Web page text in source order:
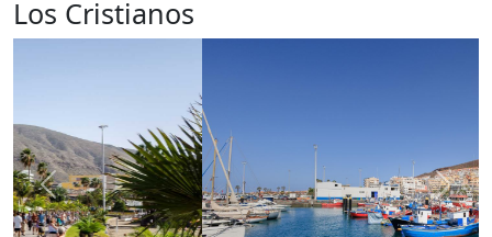
Los Cristianos